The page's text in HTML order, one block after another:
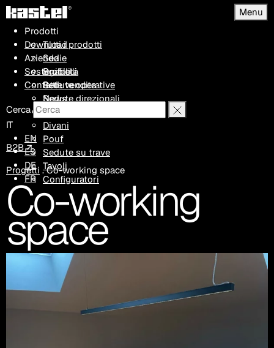
Menu
Prodotti
Tutti i prodotti
Sedie
Sgabelli
Sedute operative
Sedute direzionali
Poltrone
Divani
Pouf
Sedute su trave
Tavoli
Configuratori
Download
Azienda
Profilo
Rete vendita
News
Progetti
Sostenibilità
Contatti
Cerca
IT
EN
ES
DE
FR
B2B ↗
Progetti .Co-working space
Co-working
space